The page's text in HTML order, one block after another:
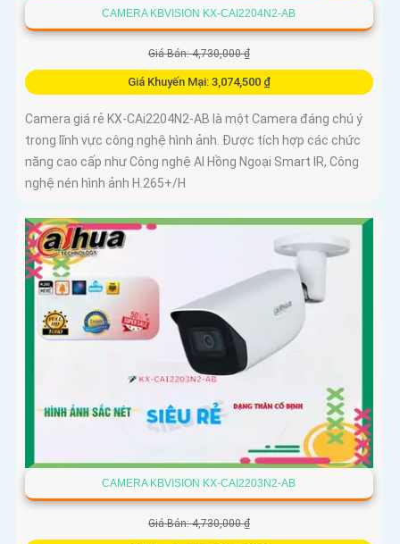
CAMERA KBVISION KX-CAI2204N2-AB
Giá Bán: 4,730,000 ₫
Giá Khuyến Mại: 3,074,500 ₫
Camera giá rẻ KX-CAi2204N2-AB là một Camera đáng chú ý
trong lĩnh vực công nghệ hình ảnh. Được tích hợp các chức
năng cao cấp như Công nghệ AI Hồng Ngoại Smart IR, Công
nghệ nén hình ảnh H.265+/H
CAMERA KBVISION KX-CAI2203N2-AB
Giá Bán: 4,730,000 ₫